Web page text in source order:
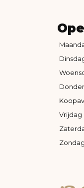
Vrijdag
Zondag